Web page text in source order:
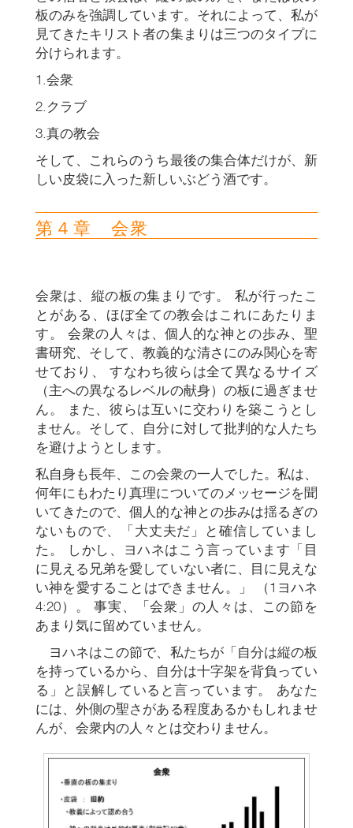
板のみを強調しています。それによって、私が
見てきたキリスト者の集まりは三つのタイプに
分けられます。
1.会衆
2.クラブ
3.真の教会
そして、これらのうち最後の集合体だけが、新
しい皮袋に入った新しいぶどう酒です。
第４章 会衆
会衆は、縦の板の集まりです。 私が行ったこ
とがある、ほぼ全ての教会はこれにあたりま
す。 会衆の人々は、個人的な神との歩み、聖
書研究、そして、教義的な清さにのみ関心を寄
せており、 すなわち彼らは全て異なるサイズ
（主への異なるレベルの献身）の板に過ぎませ
ん。 また、彼らは互いに交わりを築こうとし
ません。そして、自分に対して批判的な人たち
を避けようとします。
私自身も長年、この会衆の一人でした。私は、
何年にもわたり真理についてのメッセージを聞
いてきたので、個人的な神との歩みは揺るぎの
ないもので、「大丈夫だ」と確信していまし
た。 しかし、ヨハネはこう言っています「目
に見える兄弟を愛していない者に、目に見えな
い神を愛することはできません。」 （1ヨハネ
4:20）。 事実、「会衆」の人々は、この節を
あまり気に留めていません。
ヨハネはこの節で、私たちが「自分は縦の板
を持っているから、自分は十字架を背負ってい
る」と誤解していると言っています。 あなた
には、外側の聖さがある程度あるかもしれませ
んが、会衆内の人々とは交わりません。